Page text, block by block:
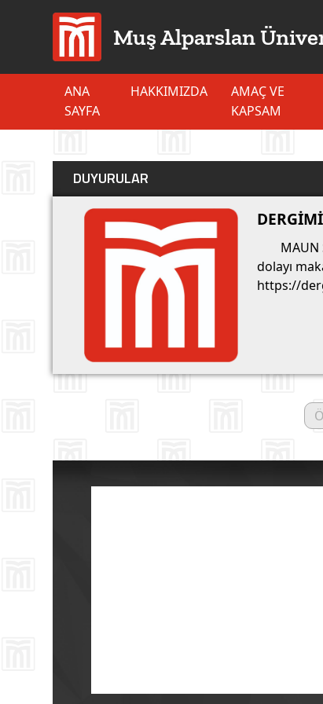
Muş Alparslan
ANA
SAYFA
HAKKIMIZDA
AMAÇ VE
KAPSAM
DUYURULAR
dolayı
https://